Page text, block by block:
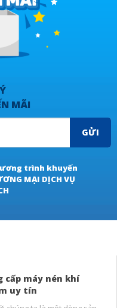
MÃI
GỬI
trình khuyến
MẠI DỊCH VỤ
cấp máy nén khí
uy tín